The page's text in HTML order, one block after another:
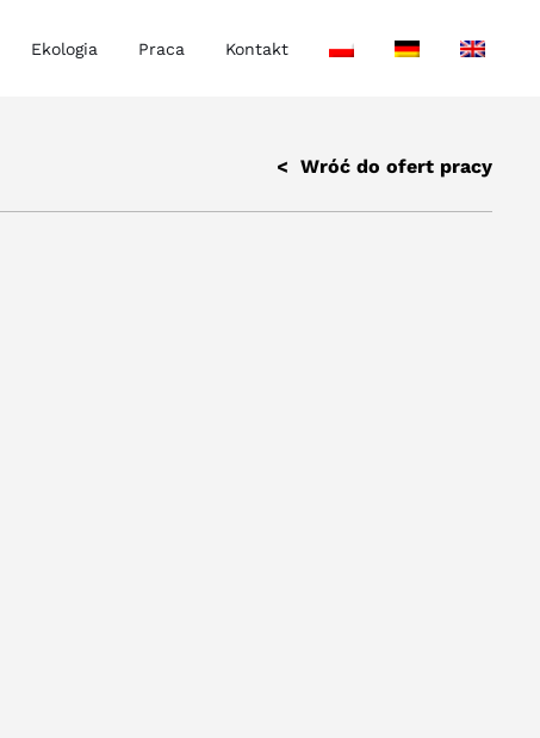
Ekologia Praca Kontakt
< Wróć do ofert pracy